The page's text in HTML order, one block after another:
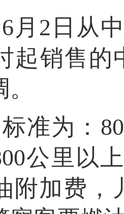
月2日从
起销售
准为：
公里以
附加费，